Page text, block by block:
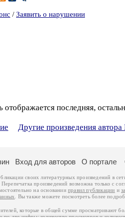
/ Заявить о нарушении
отображается последняя,
Другие произведения
Вход для авторов О портале
своих литературных произведений в
. Перепечатка произведений возможна только с
на основанииправил публикации и
. Вы также можете посмотреть более
которые в общей сумме просматривают
две цифры: количество просмотров и